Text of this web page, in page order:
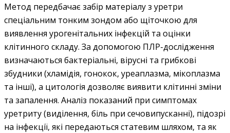
Метод передбачає забір матеріалу з уретри
спеціальним тонким зондом або щіточкою для
виявлення урогенітальних інфекцій та оцінки
клітинного складу. За допомогою ПЛР-дослідження
визначаються бактеріальні, вірусні та грибкові
збудники (хламідія, гонокок, уреаплазма, мікоплазма
та інші), а цитологія дозволяє виявити клітинні зміни
та запалення. Аналіз показаний при симптомах
уретриту (виділення, біль при сечовипусканні), підозрі
на інфекції, які передаються статевим шляхом, та як